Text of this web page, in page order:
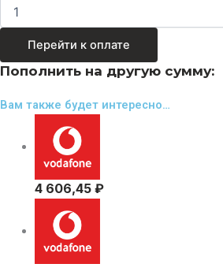
Перейти к оплате
Пополнить на другую сумму:
Вам также будет интересно…
4 606,45 ₽